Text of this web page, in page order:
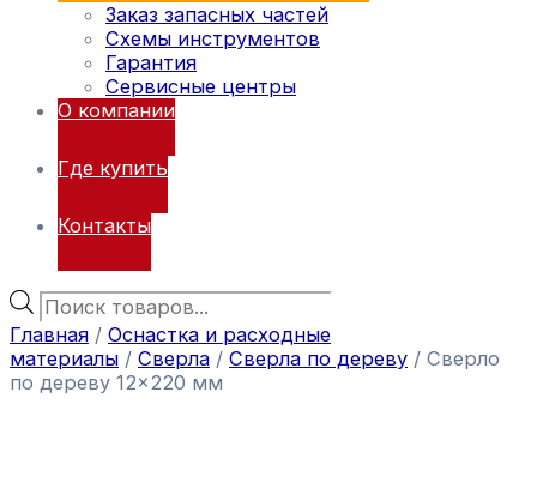
Заказ запасных частей
Схемы инструментов
Гарантия
Сервисные центры
О компании
Где купить
Контакты
Главная / Оснастка и расходные
материалы / Сверла / Сверла по дереву / Сверло
по дереву 12×220 мм